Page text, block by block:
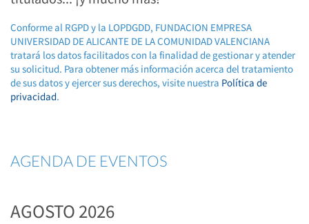
Conforme al RGPD y la LOPDGDD, FUNDACION EMPRESA
UNIVERSIDAD DE ALICANTE DE LA COMUNIDAD VALENCIANA
tratará los datos facilitados con la finalidad de gestionar y atender
su solicitud. Para obtener más información acerca del tratamiento
de sus datos y ejercer sus derechos, visite nuestra Política de
privacidad.
AGENDA DE EVENTOS
AGOSTO 2026